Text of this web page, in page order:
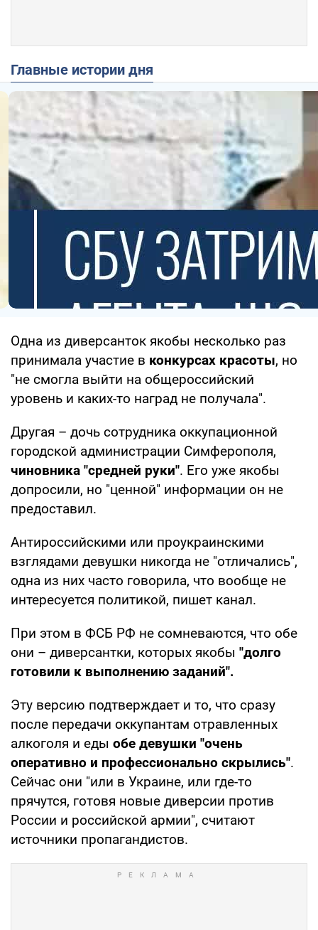
Главные истории дня
Одна из диверсанток якобы несколько раз
принимала участие в конкурсах красоты, но
"не смогла выйти на общероссийский
уровень и каких-то наград не получала".
Другая – дочь сотрудника оккупационной
городской администрации Симферополя,
чиновника "средней руки". Его уже якобы
допросили, но "ценной" информации он не
предоставил.
Антироссийскими или проукраинскими
взглядами девушки никогда не "отличались",
одна из них часто говорила, что вообще не
интересуется политикой, пишет канал.
При этом в ФСБ РФ не сомневаются, что обе
они – диверсантки, которых якобы "долго
готовили к выполнению заданий".
Эту версию подтверждает и то, что сразу
после передачи оккупантам отравленных
алкоголя и еды обе девушки "очень
оперативно и профессионально скрылись".
Сейчас они "или в Украине, или где-то
прячутся, готовя новые диверсии против
России и российской армии", считают
источники пропагандистов.